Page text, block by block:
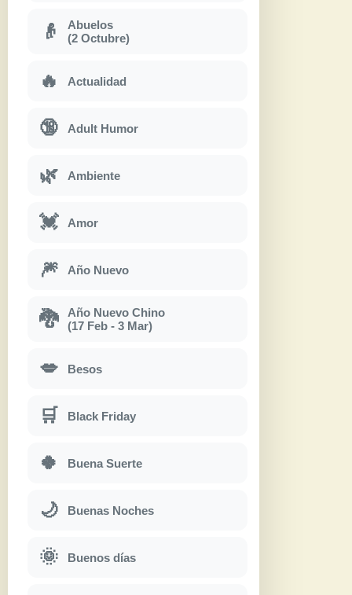
👴
Abuelos
(2 Octubre)
🔥 Actualidad
🔞 Adult Humor
🌿 Ambiente
💓 Amor
🎆 Año Nuevo
🐉
Año Nuevo Chino
(17 Feb - 3 Mar)
💋 Besos
🛒 Black Friday
🍀 Buena Suerte
🌙 Buenas Noches
🌞 Buenos días